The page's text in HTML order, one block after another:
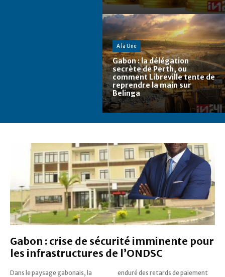
A la Une
Gabon : la délégation
secrète de Perth, ou
comment Libreville tente de
reprendre la main sur
Belinga
Gabon : crise de sécurité imminente pour
les infrastructures de l’ONDSC
Dans le paysage gabonais, la
enduré des retards de paiement